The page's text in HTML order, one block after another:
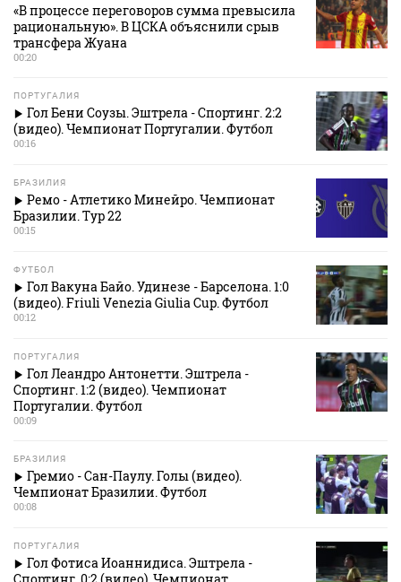
«В процессе переговоров сумма превысила
рациональную». В ЦСКА объяснили срыв
трансфера Жуана
00:20
ПОРТУГАЛИЯ
Гол Бени Соузы. Эштрела - Спортинг. 2:2
(видео). Чемпионат Португалии. Футбол
00:16
БРАЗИЛИЯ
Ремо - Атлетико Минейро. Чемпионат
Бразилии. Тур 22
00:15
ФУТБОЛ
Гол Вакуна Байо. Удинезе - Барселона. 1:0
(видео). Friuli Venezia Giulia Cup. Футбол
00:12
ПОРТУГАЛИЯ
Гол Леандро Антонетти. Эштрела -
Спортинг. 1:2 (видео). Чемпионат
Португалии. Футбол
00:09
БРАЗИЛИЯ
Гремио - Сан-Паулу. Голы (видео).
Чемпионат Бразилии. Футбол
00:08
ПОРТУГАЛИЯ
Гол Фотиса Иоаннидиса. Эштрела -